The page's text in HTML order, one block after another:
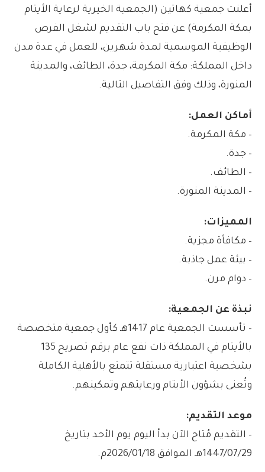
أعلنت جمعية كهاتين (الجمعية الخيرية لرعاية الأيتام
بمكة المكرمة) عن فتح باب التقديم لشغل الفرص
الوظيفية الموسمية لمدة شهرين، للعمل في عدة مدن
داخل المملكة: مكة المكرمة، جدة، الطائف، والمدينة
المنورة، وذلك وفق التفاصيل التالية.
أماكن العمل:
– مكة المكرمة.
– جدة.
– الطائف.
– المدينة المنورة.
المميزات:
– مكافأة مجزية.
– بيئة عمل جاذبة.
– دوام مرن.
نبذة عن الجمعية:
– تأسست الجمعية عام 1417هـ كأول جمعية متخصصة
بالأيتام في المملكة ذات نفع عام برقم تصريح 135
بشخصية اعتبارية مستقلة تتمتع بالأهلية الكاملة
وتُعنى بشؤون الأيتام ورعايتهم وتمكينهم.
موعد التقديم:
– التقديم مُتاح الآن بدأ اليوم يوم الأحد بتاريخ
1447/07/29هـ الموافق 2026/01/18م.